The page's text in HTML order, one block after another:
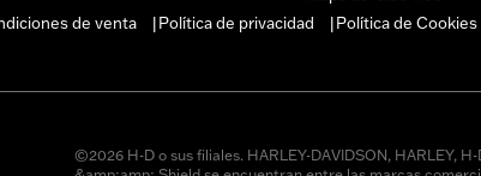
de venta Política de privacidad Política de Cookies
©2026 H-D o sus filiales. HARLEY-DAVIDSON, HARLEY,